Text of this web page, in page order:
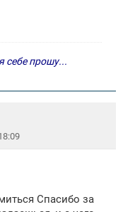
себе прошу...
Спасибо за